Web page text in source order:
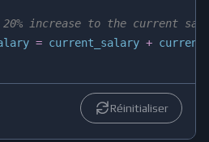
increase to the current
= current_salary +
of hours worked is more than
Réinitialiser